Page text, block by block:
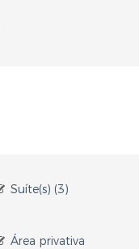
Suíte(s) (3)
Área privativa